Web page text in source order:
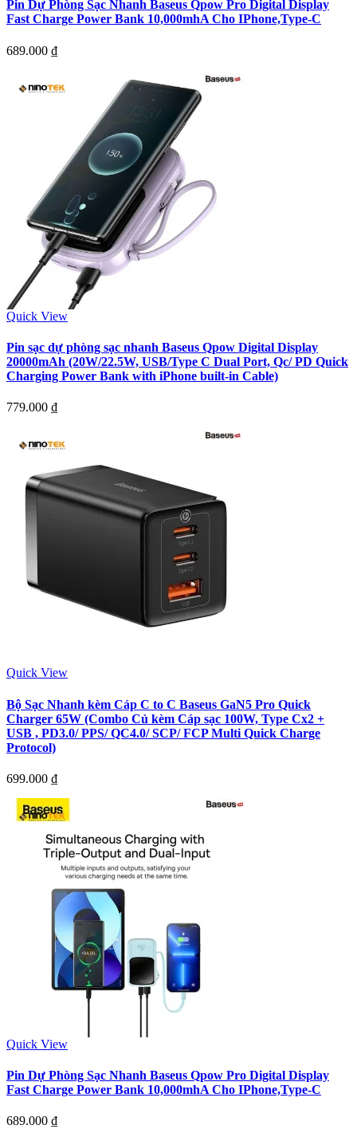
Pin Dự Phòng Sạc Nhanh Baseus Qpow Pro Digital Display
Fast Charge Power Bank 10,000mhA Cho IPhone,Type-C
689.000 ₫
Quick View
Pin sạc dự phòng sạc nhanh Baseus Qpow Digital Display
20000mAh (20W/22.5W, USB/Type C Dual Port, Qc/ PD Quick
Charging Power Bank with iPhone built-in Cable)
779.000 ₫
Quick View
Bộ Sạc Nhanh kèm Cáp C to C Baseus GaN5 Pro Quick
Charger 65W (Combo Củ kèm Cáp sạc 100W, Type Cx2 +
USB , PD3.0/ PPS/ QC4.0/ SCP/ FCP Multi Quick Charge
Protocol)
699.000 ₫
Quick View
Pin Dự Phòng Sạc Nhanh Baseus Qpow Pro Digital Display
Fast Charge Power Bank 10,000mhA Cho IPhone,Type-C
689.000 ₫